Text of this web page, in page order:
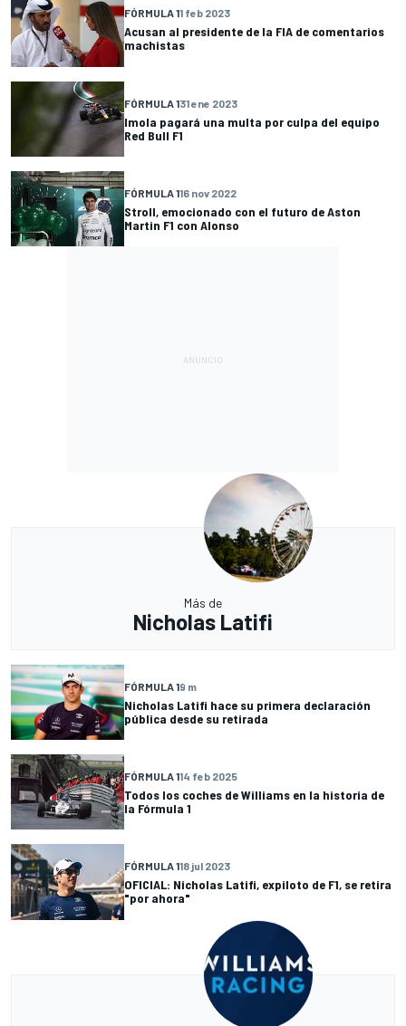
FÓRMULA 11 feb 2023
Acusan al presidente de la FIA de comentarios
machistas
FÓRMULA 131 ene 2023
Imola pagará una multa por culpa del equipo
Red Bull F1
FÓRMULA 116 nov 2022
Stroll, emocionado con el futuro de Aston
Martin F1 con Alonso
Más de
Nicholas Latifi
FÓRMULA 19 m
Nicholas Latifi hace su primera declaración
pública desde su retirada
FÓRMULA 114 feb 2025
Todos los coches de Williams en la historia de
la Fórmula 1
FÓRMULA 118 jul 2023
OFICIAL: Nicholas Latifi, expiloto de F1, se retira
"por ahora"